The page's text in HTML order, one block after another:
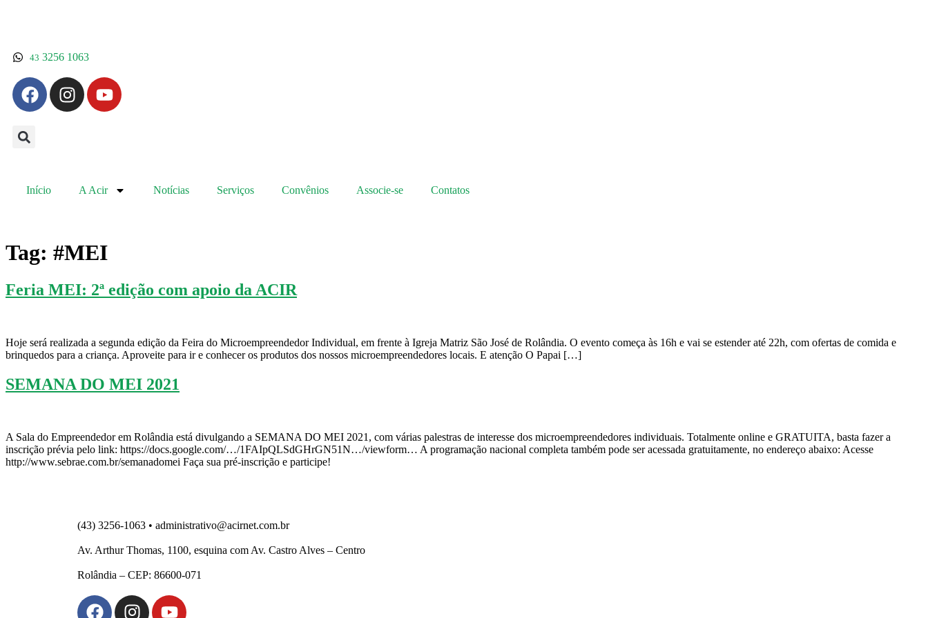
43 3256 1063
Início A Acir Notícias Serviços Convênios Associe-se Contatos
Tag: #MEI
Feria MEI: 2ª edição com apoio da ACIR
Hoje será realizada a segunda edição da Feira do Microempreendedor Individual, em frente à Igreja Matriz São José de Rolândia. O evento começa às 16h e vai se estender até 22h, com ofertas de comida e
brinquedos para a criança. Aproveite para ir e conhecer os produtos dos nossos microempreendedores locais. E atenção O Papai […]
SEMANA DO MEI 2021
A Sala do Empreendedor em Rolândia está divulgando a SEMANA DO MEI 2021, com várias palestras de interesse dos microempreendedores individuais. Totalmente online e GRATUITA, basta fazer a
inscrição prévia pelo link: https://docs.google.com/…/1FAIpQLSdGHrGN51N…/viewform… A programação nacional completa também pode ser acessada gratuitamente, no endereço abaixo: Acesse
http://www.sebrae.com.br/semanadomei Faça sua pré-inscrição e participe!
(43) 3256-1063 • administrativo@acirnet.com.br
Av. Arthur Thomas, 1100, esquina com Av. Castro Alves – Centro
Rolândia – CEP: 86600-071